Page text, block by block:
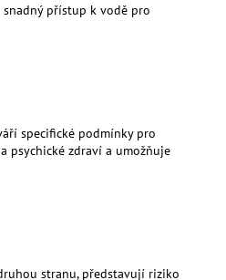
přístup k vodě pro
specifické podmínky pro
psychické zdraví a umožňuje
stranu, představují riziko